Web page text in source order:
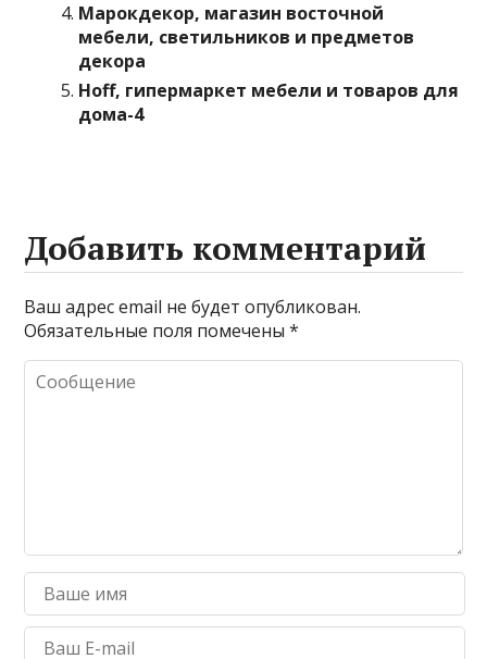
Марокдекор, магазин восточной
мебели, светильников и предметов
декора
Hoff, гипермаркет мебели и товаров для
дома-4
Добавить комментарий
Ваш адрес email не будет опубликован.
Обязательные поля помечены*